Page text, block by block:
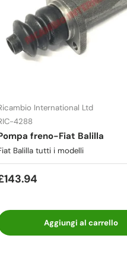
International Ltd
4288
freno-Fiat Balilla
Balilla tutti i modelli
Aggiungi al carrello